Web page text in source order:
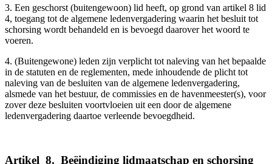
3. Een geschorst (buitengewoon) lid heeft, op grond van artikel 8 lid
4, toegang tot de algemene ledenvergadering waarin het besluit tot
schorsing wordt behandeld en is bevoegd daarover het woord te
voeren.
4. (Buitengewone) leden zijn verplicht tot naleving van het bepaalde
in de statuten en de reglementen, mede inhoudende de plicht tot
naleving van de besluiten van de algemene ledenvergadering,
alsmede van het bestuur, de commissies en de havenmeester(s), voor
zover deze besluiten voortvloeien uit een door de algemene
ledenvergadering daartoe verleende bevoegdheid.
Artikel 8. Beëindiging lidmaatschap en schorsing